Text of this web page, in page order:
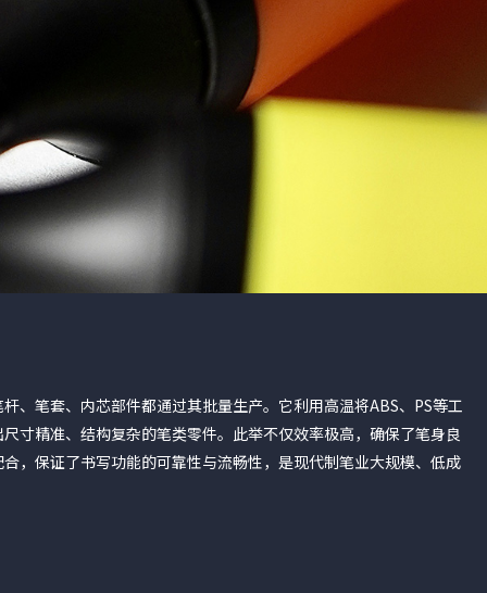
、笔套、内芯部件都通过其批量生产。它利用高温将ABS、PS等工
寸精准、结构复杂的笔类零件。此举不仅效率极高，确保了笔身良
，保证了书写功能的可靠性与流畅性，是现代制笔业大规模、低成